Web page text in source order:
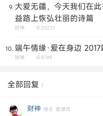
大爱无疆，今天我们在
益路上恢弘壮丽的诗篇
财神 20231
端午情缘·爱在身边
财神 8789
全部回复 1
财神 楼主 管理员